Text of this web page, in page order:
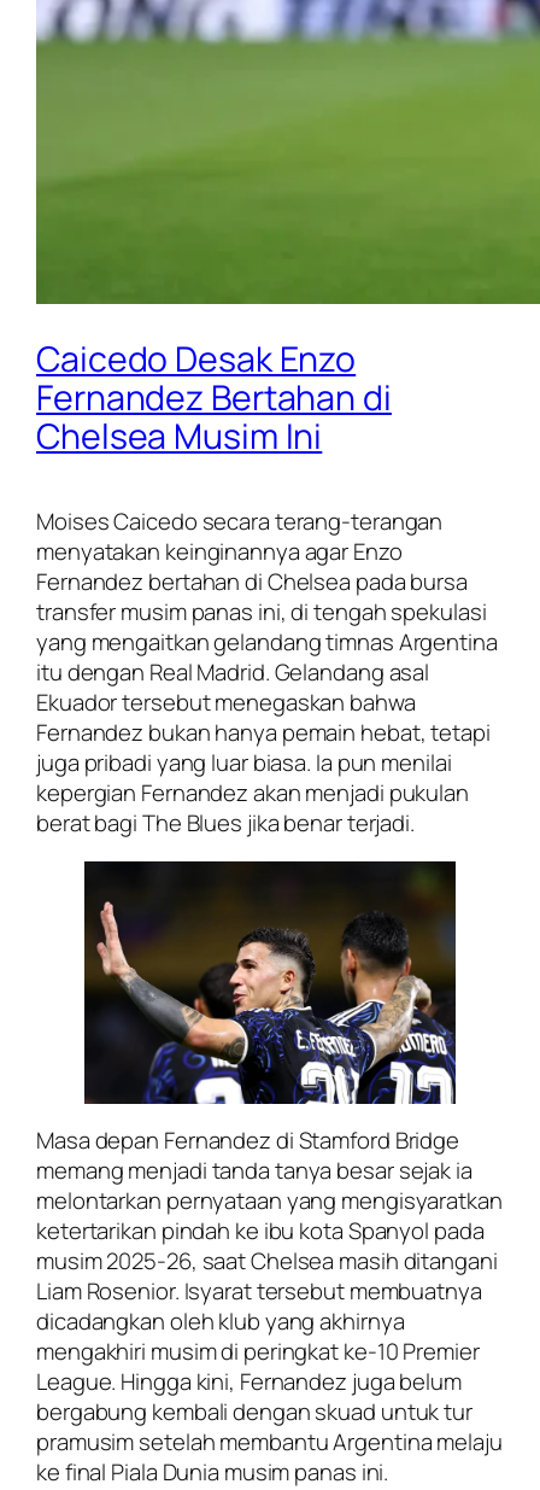
Caicedo Desak Enzo
Fernandez Bertahan di
Chelsea Musim Ini
Moises Caicedo secara terang-terangan
menyatakan keinginannya agar Enzo
Fernandez bertahan di Chelsea pada bursa
transfer musim panas ini, di tengah spekulasi
yang mengaitkan gelandang timnas Argentina
itu dengan Real Madrid. Gelandang asal
Ekuador tersebut menegaskan bahwa
Fernandez bukan hanya pemain hebat, tetapi
juga pribadi yang luar biasa. Ia pun menilai
kepergian Fernandez akan menjadi pukulan
berat bagi The Blues jika benar terjadi.
Masa depan Fernandez di Stamford Bridge
memang menjadi tanda tanya besar sejak ia
melontarkan pernyataan yang mengisyaratkan
ketertarikan pindah ke ibu kota Spanyol pada
musim 2025-26, saat Chelsea masih ditangani
Liam Rosenior. Isyarat tersebut membuatnya
dicadangkan oleh klub yang akhirnya
mengakhiri musim di peringkat ke-10 Premier
League. Hingga kini, Fernandez juga belum
bergabung kembali dengan skuad untuk tur
pramusim setelah membantu Argentina melaju
ke final Piala Dunia musim panas ini.